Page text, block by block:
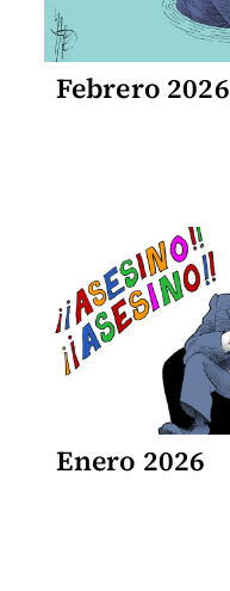
Febrero 2026
Enero 2026